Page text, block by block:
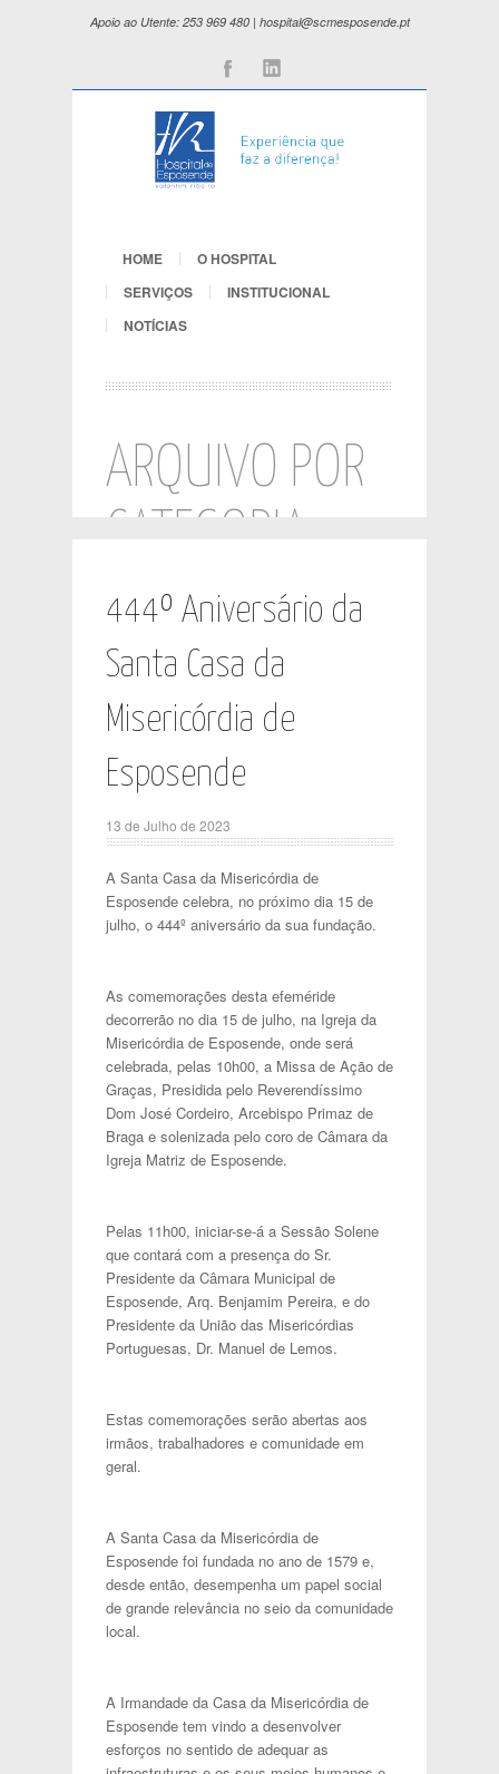
Apoio ao Utente: 253 969 480 | hospital@scmesposende.pt
Facebook
HOME
O HOSPITAL
SERVIÇOS
INSTITUCIONAL
NOTÍCIAS
ARQUIVO POR
CATEGORIA:
NOTÍCIAS
444º Aniversário da
Santa Casa da
Misericórdia de
Esposende
13 de Julho de 2023
A Santa Casa da Misericórdia de
Esposende celebra, no próximo dia 15 de
julho, o 444º aniversário da sua fundação.
As comemorações desta efeméride
decorrerão no dia 15 de julho, na Igreja da
Misericórdia de Esposende, onde será
celebrada, pelas 10h00, a Missa de Ação de
Graças, Presidida pelo Reverendíssimo
Dom José Cordeiro, Arcebispo Primaz de
Braga e solenizada pelo coro de Câmara da
Igreja Matriz de Esposende.
Pelas 11h00, iniciar-se-á a Sessão Solene
que contará com a presença do Sr.
Presidente da Câmara Municipal de
Esposende, Arq. Benjamim Pereira, e do
Presidente da União das Misericórdias
Portuguesas, Dr. Manuel de Lemos.
Estas comemorações serão abertas aos
irmãos, trabalhadores e comunidade em
geral.
A Santa Casa da Misericórdia de
Esposende foi fundada no ano de 1579 e,
desde então, desempenha um papel social
de grande relevância no seio da comunidade
local.
A Irmandade da Casa da Misericórdia de
Esposende tem vindo a desenvolver
esforços no sentido de adequar as